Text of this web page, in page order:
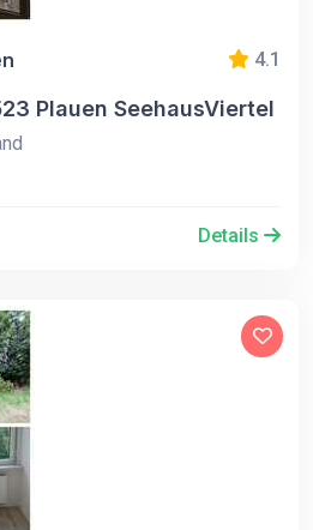
4.1
Plauen SeehausViertel
Details